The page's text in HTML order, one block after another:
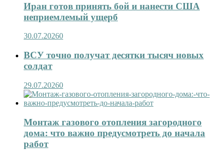
Иран готов принять бой и нанести США
неприемлемый ущерб
30.07.20260
ВСУ точно получат десятки тысяч новых
солдат
29.07.20260
Монтаж газового отопления загородного
дома: что важно предусмотреть до начала
работ